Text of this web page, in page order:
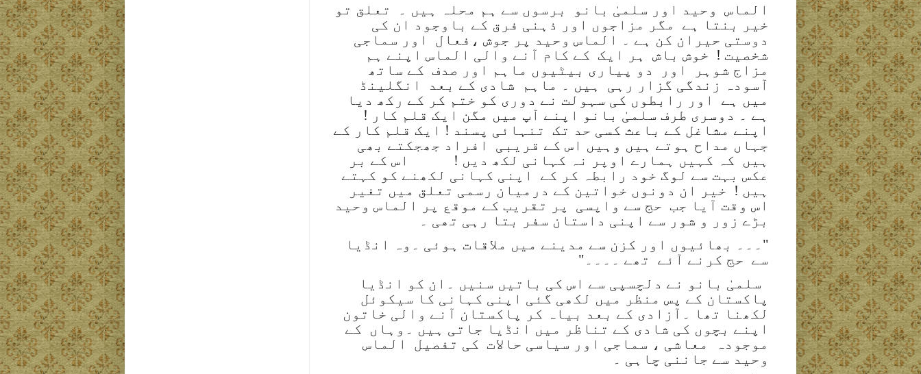
الماس وحید اور سلمیٰ بانو برسوں سے ہم محلہ ہیں ۔
تعلق تو
خیر بنتا ہے
مگر مزاجوں اور ذہنی فرق کے باوجود ان کی
دوستی حیران کن ہے ۔ الماس وحید پر جوش ،فعال
اور سماجی
شخصیت ! خوش باش ہر ایک کے کام آنے والی الماس اپنے ہم
مزاج شوہر
اور دو پیاری بیٹیوں ماہم اور صدف کے ساتھ
آسودہ زندگی گزار رہی
ہیں ۔ ماہم شادی کے بعد
انگلینڈ
میں ہے
اور رابطوں کی سہولت نے دوری کو ختم کر کے رکھ دیا
ہے ۔ دوسری طرف سلمیٰ بانو اپنے آپ میں مگن ایک قلم کار !
اپنے مشاغل کے باعث کسی حد تک تنہائی پسند ! ایک قلم کار کے
جہاں مداح ہوتے ہیں وہیں اس کے قریبی
افراد جھجکتے بھی
ہیں کہ کہیں ہمارے اوپر نہ کہانی لکھ دیں !
اس کے بر
عکس بہت سے لوگ خود رابطہ کر کے
اپنی کہانی لکھنے کو کہتے
ہیں ! خیر ان دونوں خواتین کے درمیان رسمی تعلق میں تغیر
اس وقت آیا جب حج سے واپسی
پر تقریب کے موقع پر الماس وحید
بڑے زور و شور سے اپنی داستان سفر بتا رہی تھی ۔
"۔۔۔ بھائیوں اور کزن سے مدینے میں ملاقات ہوئی ۔وہ انڈیا
سے حج کرنے آئے
تھے ۔۔۔۔"
سلمیٰ بانو نے دلچسپی سے اس کی باتیں سنیں ۔ان کو انڈیا
پاکستان کے پس منظر میں لکھی گئی اپنی کہانی کا سیکوئل
لکھنا تھا ۔آزادی کے بعد بیاہ کر پاکستان آنے والی خاتون
اپنے بچوں کی شادی کے تناظر میں انڈیا جاتی ہیں ۔وہاں کے
موجودہ
معاشی ، سماجی اور سیاسی حالات کی تفصیل
الماس
وحید سے جاننی چاہی ۔